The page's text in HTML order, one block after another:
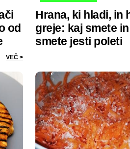
od
VEČ >
Hrana, ki hladi, in
greje: kaj smete
smete jesti poleti